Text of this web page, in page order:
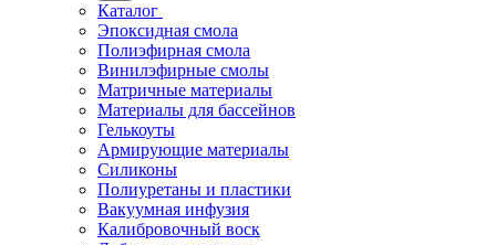
Каталог
Эпоксидная смола
Полиэфирная смола
Винилэфирные смолы
Матричные материалы
Материалы для бассейнов
Гелькоуты
Армирующие материалы
Силиконы
Полиуретаны и пластики
Вакуумная инфузия
Калибровочный воск